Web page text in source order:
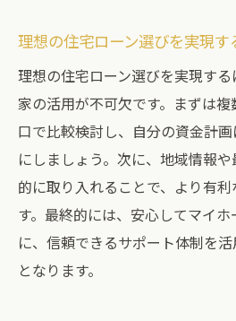
理想の住宅ローン選びを実現す
理想の住宅ローン選びを実現す
家の活用が不可欠です。まずは
口で比較検討し、自分の資金計
にしましょう。次に、地域情報
的に取り入れることで、より有
す。最終的には、安心してマイ
に、信頼できるサポート体制を
となります。